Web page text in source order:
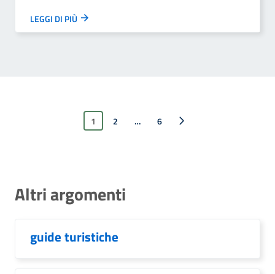
LEGGI DI PIÙ
1 2 … 6
Pagina successiva
Altri argomenti
guide turistiche